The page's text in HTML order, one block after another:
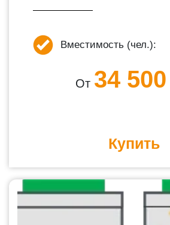
Вместимость (чел.):
От 34 500
Купить